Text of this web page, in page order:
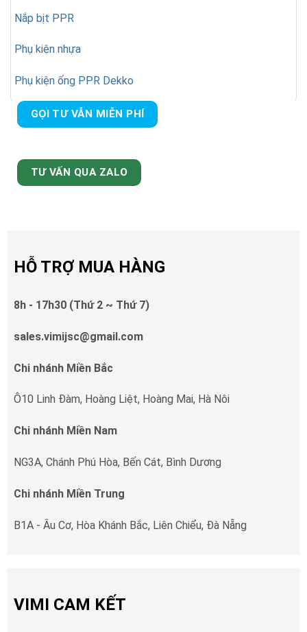
Nắp bịt PPR
Phụ kiện nhựa
Phụ kiện ống PPR Dekko
GỌI TƯ VẪN MIỄN PHÍ
TƯ VẤN QUA ZALO
HỖ TRỢ MUA HÀNG
8h - 17h30 (Thứ 2 ~ Thứ 7)
sales.vimijsc@gmail.com
Chi nhánh Miền Bắc
Ô10 Linh Đàm, Hoàng Liệt, Hoàng Mai, Hà Nôi
Chi nhánh Miền Nam
NG3A, Chánh Phú Hòa, Bến Cát, Bình Dương
Chi nhánh Miền Trung
B1A - Âu Cơ, Hòa Khánh Bắc, Liên Chiểu, Đà Nẵng
VIMI CAM KẾT